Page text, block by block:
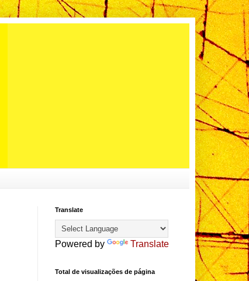
Translate
Powered by Translate
Total de visualizações de página